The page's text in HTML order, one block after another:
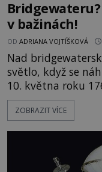
v bažinách!
OD ADRIANA VOJTÍŠKOVÁ
Nad
světlo, když se
10. května roku
dojde k vůbec
přeletu UFO. Podle záznamů vyzařuje takové
jen o nějaký
právě vznáší
ZOBRAZIT VÍCE